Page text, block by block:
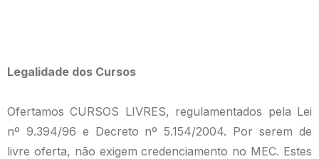
Legalidade dos Cursos
Ofertamos CURSOS LIVRES, regulamentados pela Lei
nº 9.394/96 e Decreto nº 5.154/2004. Por serem de
livre oferta, não exigem credenciamento no MEC. Estes